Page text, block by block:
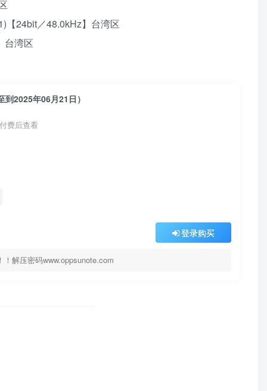
【24bit／48.0kHz】台湾区
台湾区
2025年06月21日）
费后查看
登录购买
解压密码www.oppsunote.com